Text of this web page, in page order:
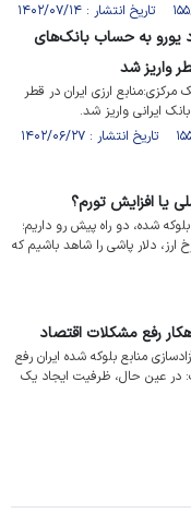
یورو به حساب بانک‌های
واریز شد
مرکزی:منابع ارزی ایران در قطر
یا افزایش تورم؟
شده، دو راه پیش رو داریم؛
ارز، دلار پاشی را شاهد باشیم که
رفع مشکلات اقتصاد
منابع بلوکه شده ایران رفع
در عین حال، ظرفیت ایجاد یک